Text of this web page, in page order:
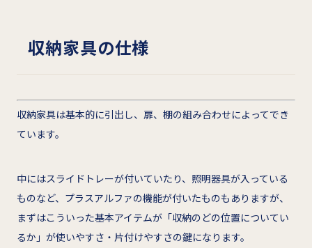
収納家具の仕様
収納家具は基本的に引出し、扉、棚の組み合わせによってでき
ています。
中にはスライドトレーが付いていたり、照明器具が入っている
ものなど、プラスアルファの機能が付いたものもありますが、
まずはこういった基本アイテムが「収納のどの位置についてい
るか」が使いやすさ・片付けやすさの鍵になります。